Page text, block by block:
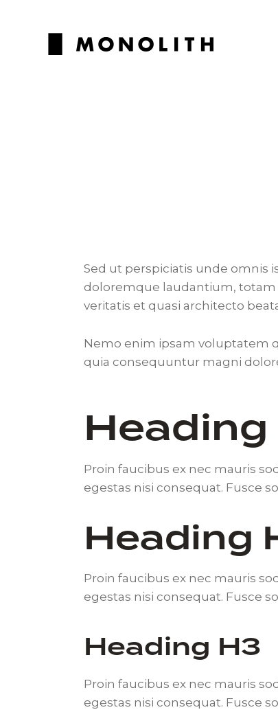
Sed ut perspiciatis unde omnis
doloremque laudantium, totam
veritatis et quasi architecto
Nemo enim ipsam voluptatem
quia consequuntur magni
Heading
Proin faucibus ex nec mauris
egestas nisi consequat. Fusce
Heading
Proin faucibus ex nec mauris
egestas nisi consequat. Fusce
Heading H3
Proin faucibus ex nec mauris
egestas nisi consequat. Fusce